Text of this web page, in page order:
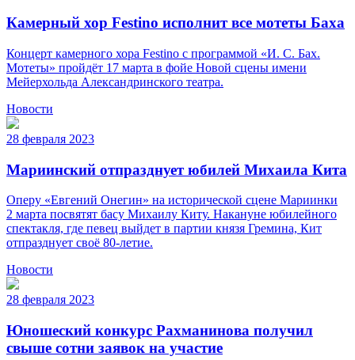
Камерный хор Festino исполнит все мотеты Баха
Концерт камерного хора Festino с программой «И. С. Бах.
Мотеты» пройдёт 17 марта в фойе Новой сцены имени
Мейерхольда Александринского театра.
Новости
28 февраля 2023
Мариинский отпразднует юбилей Михаила Кита
Оперу «Евгений Онегин» на исторической сцене Мариинки
2 марта посвятят басу Михаилу Киту. Накануне юбилейного
спектакля, где певец выйдет в партии князя Гремина, Кит
отпразднует своё 80-летие.
Новости
28 февраля 2023
Юношеский конкурс Рахманинова получил
свыше сотни заявок на участие